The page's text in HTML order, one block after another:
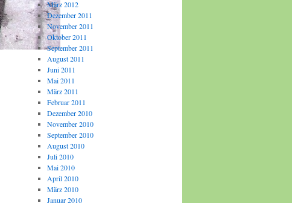
März 2012
Dezember 2011
November 2011
Oktober 2011
September 2011
August 2011
Juni 2011
Mai 2011
März 2011
Februar 2011
Dezember 2010
November 2010
September 2010
August 2010
Juli 2010
Mai 2010
April 2010
März 2010
Januar 2010